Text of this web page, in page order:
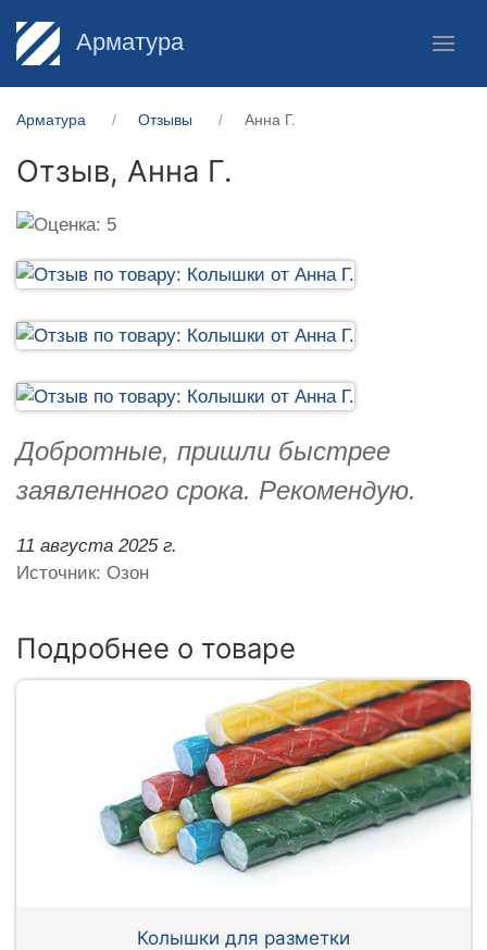
Арматура
Арматура Отзывы Анна Г.
Отзыв, Анна Г.
Добротные, пришли быстрее
заявленного срока. Рекомендую.
11 августа 2025 г.
Источник: Озон
Подробнее о товаре
Колышки для разметки